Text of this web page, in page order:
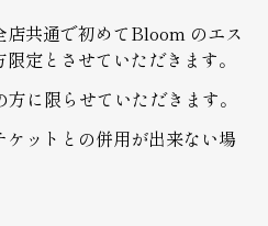
共通で初めてBloom のエス
定とさせていただきます。
に限らせていただきます。
ットとの併用が出来ない場